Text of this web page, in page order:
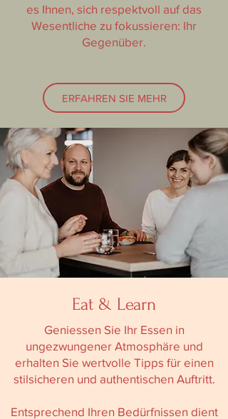
es Ihnen, sich respektvoll auf das
Wesentliche zu fokussieren: Ihr
Gegenüber.
ERFAHREN SIE MEHR
Eat & Learn
Geniessen Sie Ihr Essen in
ungezwungener Atmosphäre und
erhalten Sie wertvolle Tipps für einen
stilsicheren und authentischen Auftritt.
Entsprechend Ihren Bedürfnissen dient